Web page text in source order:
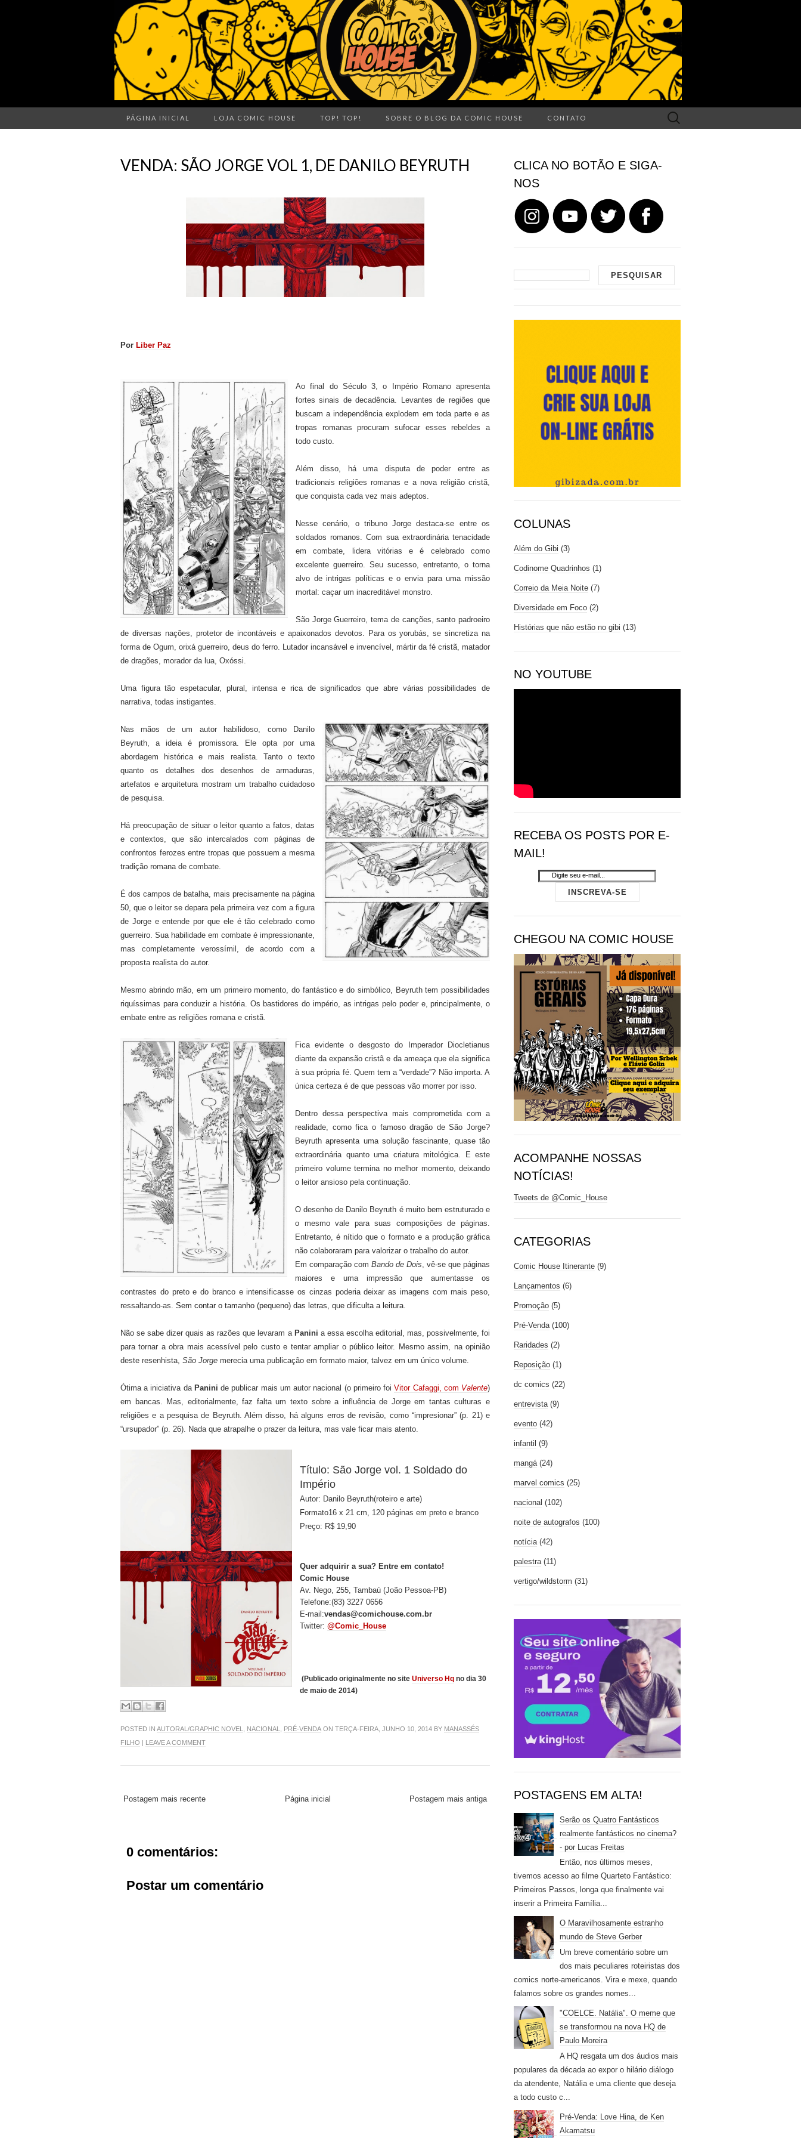
PÁGINA INICIAL LOJA COMIC HOUSE TOP! TOP! SOBRE O BLOG DA COMIC HOUSE CONTATO
Search
for:
VENDA: SÃO JORGE VOL 1, DE DANILO BEYRUTH
Por Liber Paz
Ao final do Século 3, o Império Romano apresenta
fortes sinais de decadência. Levantes de regiões que
buscam a independência explodem em toda parte e as
tropas romanas procuram sufocar esses rebeldes a
todo custo.
Além disso, há uma disputa de poder entre as
tradicionais religiões romanas e a nova religião cristã,
que conquista cada vez mais adeptos.
Nesse cenário, o tribuno Jorge destaca-se entre os
soldados romanos. Com sua extraordinária tenacidade
em combate, lidera vitórias e é celebrado como
excelente guerreiro. Seu sucesso, entretanto, o torna
alvo de intrigas políticas e o envia para uma missão
mortal: caçar um inacreditável monstro.
São Jorge Guerreiro, tema de canções, santo padroeiro
de diversas nações, protetor de incontáveis e apaixonados devotos. Para os yorubás, se sincretiza na
forma de Ogum, orixá guerreiro, deus do ferro. Lutador incansável e invencível, mártir da fé cristã, matador
de dragões, morador da lua, Oxóssi.
Uma figura tão espetacular, plural, intensa e rica de significados que abre várias possibilidades de
narrativa, todas instigantes.
Nas mãos de um autor habilidoso, como Danilo
Beyruth, a ideia é promissora. Ele opta por uma
abordagem histórica e mais realista. Tanto o texto
quanto os detalhes dos desenhos de armaduras,
artefatos e arquitetura mostram um trabalho cuidadoso
de pesquisa.
Há preocupação de situar o leitor quanto a fatos, datas
e contextos, que são intercalados com páginas de
confrontos ferozes entre tropas que possuem a mesma
tradição romana de combate.
É dos campos de batalha, mais precisamente na página
50, que o leitor se depara pela primeira vez com a figura
de Jorge e entende por que ele é tão celebrado como
guerreiro. Sua habilidade em combate é impressionante,
mas completamente verossímil, de acordo com a
proposta realista do autor.
Mesmo abrindo mão, em um primeiro momento, do fantástico e do simbólico, Beyruth tem possibilidades
riquíssimas para conduzir a história. Os bastidores do império, as intrigas pelo poder e, principalmente, o
embate entre as religiões romana e cristã.
Fica evidente o desgosto do Imperador Diocletianus
diante da expansão cristã e da ameaça que ela significa
à sua própria fé. Quem tem a “verdade”? Não importa. A
única certeza é de que pessoas vão morrer por isso.
Dentro dessa perspectiva mais comprometida com a
realidade, como fica o famoso dragão de São Jorge?
Beyruth apresenta uma solução fascinante, quase tão
extraordinária quanto uma criatura mitológica. E este
primeiro volume termina no melhor momento, deixando
o leitor ansioso pela continuação.
O desenho de Danilo Beyruth é muito bem estruturado e
o mesmo vale para suas composições de páginas.
Entretanto, é nítido que o formato e a produção gráfica
não colaboraram para valorizar o trabalho do autor.
Em comparação com Bando de Dois , vê-se que páginas
maiores e uma impressão que aumentasse os
contrastes do preto e do branco e intensificasse os cinzas poderia deixar as imagens com mais peso,
ressaltando-as. Sem contar o tamanho (pequeno) das letras, que dificulta a leitura.
Não se sabe dizer quais as razões que levaram a Panini a essa escolha editorial, mas, possivelmente, foi
para tornar a obra mais acessível pelo custo e tentar ampliar o público leitor. Mesmo assim, na opinião
deste resenhista, São Jorge merecia uma publicação em formato maior, talvez em um único volume.
Ótima a iniciativa da Panini de publicar mais um autor nacional (o primeiro foiVitor Cafaggi, com Valente)
em bancas. Mas, editorialmente, faz falta um texto sobre a influência de Jorge em tantas culturas e
religiões e a pesquisa de Beyruth. Além disso, há alguns erros de revisão, como “impresionar” (p. 21) e
“ursupador” (p. 26). Nada que atrapalhe o prazer da leitura, mas vale ficar mais atento.
Título: São Jorge vol. 1 Soldado do
Império
Autor: Danilo Beyruth(roteiro e arte)
Formato16 x 21 cm, 120 páginas em preto e branco
Preço: R$ 19,90
Quer adquirir a sua? Entre em contato!
Comic House
Av. Nego, 255, Tambaú (João Pessoa-PB)
Telefone:(83) 3227 0656
E-mail:vendas@comichouse.com.br
Twitter: @Comic_House
(Publicado originalmente no site Universo Hq no dia 30
de maio de 2014)
POSTED IN AUTORAL/GRAPHIC NOVEL NACIONAL PRÉ-VENDA ON TERÇA-FEIRA, JUNHO 10, 2014 BY MANASSÉS
FILHO | LEAVE A COMMENT
Postagem mais recente Postagem mais antiga
Página inicial
0 comentários:
Postar um comentário
CLICA NO BOTÃO E SIGA-
NOS
COLUNAS
Além do Gibi (3)
Codinome Quadrinhos (1)
Correio da Meia Noite (7)
Diversidade em Foco (2)
Histórias que não estão no gibi (13)
NO YOUTUBE
RECEBA OS POSTS POR E-
MAIL!
CHEGOU NA COMIC HOUSE
ACOMPANHE NOSSAS
NOTÍCIAS!
Tweets de @Comic_House
CATEGORIAS
Comic House Itinerante (9)
Lançamentos (6)
Promoção (5)
Pré-Venda (100)
Raridades (2)
Reposição (1)
dc comics (22)
entrevista (9)
evento (42)
infantil (9)
mangá (24)
marvel comics (25)
nacional (102)
noite de autografos (100)
notícia (42)
palestra (11)
vertigo/wildstorm (31)
POSTAGENS EM ALTA!
Serão os Quatro Fantásticos
realmente fantásticos no cinema?
- por Lucas Freitas
Então, nos últimos meses,
tivemos acesso ao filme Quarteto Fantástico:
Primeiros Passos, longa que finalmente vai
inserir a Primeira Família...
O Maravilhosamente estranho
mundo de Steve Gerber
Um breve comentário sobre um
dos mais peculiares roteiristas dos
comics norte-americanos. Vira e mexe, quando
falamos sobre os grandes nomes...
"COELCE. Natália". O meme que
se transformou na nova HQ de
Paulo Moreira
A HQ resgata um dos áudios mais
populares da década ao expor o hilário diálogo
da atendente, Natália e uma cliente que deseja
a todo custo c...
Pré-Venda: Love Hina, de Ken
Akamatsu